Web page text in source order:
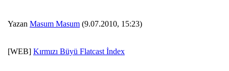
Yazan Masum Masum (9.07.2010, 15:23)
[WEB] Kırmızı Büyü Flatcast İndex